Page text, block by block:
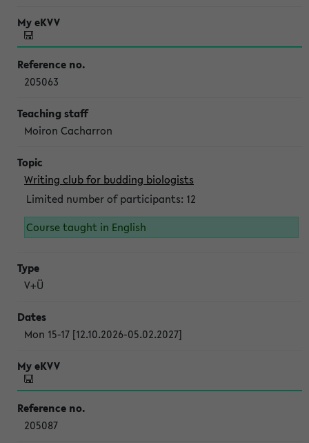
205063
Moiron Cacharron
Writing club for budding biologists
Limited number of participants: 12
Course taught in English
V+Ü
Mon 15-17 [12.10.2026-05.02.2027]
205087